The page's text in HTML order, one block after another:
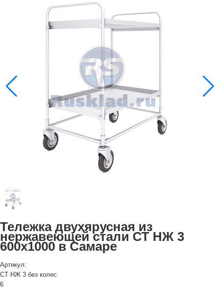
Тележка двухярусная из
нержавеющей стали СТ НЖ 3
600х1000 в Самаре
Артикул:
СТ НЖ 3 без колес
6